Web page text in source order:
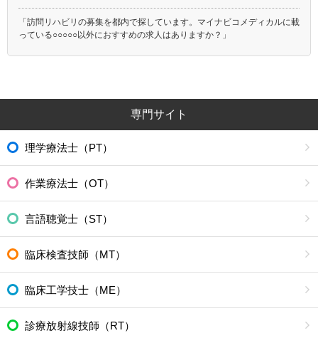
「訪問リハビリの募集を都内で探しています。マイナビコメディカルに載
っている○○○○○以外におすすめの求人はありますか？」
専門サイト
理学療法士（PT）
作業療法士（OT）
言語聴覚士（ST）
臨床検査技師（MT）
臨床工学技士（ME）
診療放射線技師（RT）